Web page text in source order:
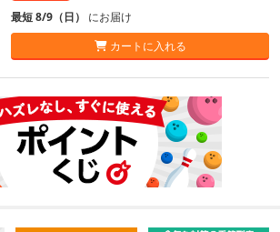
最短 8/9（日） にお届け
カートに入れる